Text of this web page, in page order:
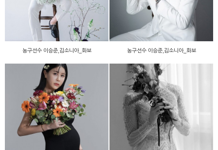
농구선수 이승준,김소니아_화보 농구선수 이승준,김소니아_화보
배우 한정원_만삭화보
농구선수 이승준,김소니아_
화보